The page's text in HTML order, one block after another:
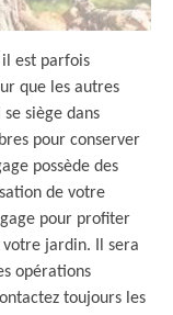
il est parfois
que les autres
se siège dans
pour conserver
possède des
de votre
pour profiter
votre jardin. Il sera
opérations
toujours les